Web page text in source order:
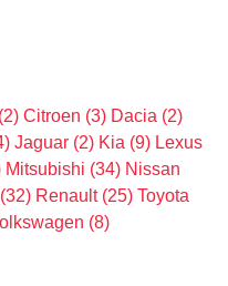
(2) Citroen (3) Dacia (2)
Jaguar (2) Kia (9) Lexus
Mitsubishi (34) Nissan
(32) Renault (25) Toyota
(8)